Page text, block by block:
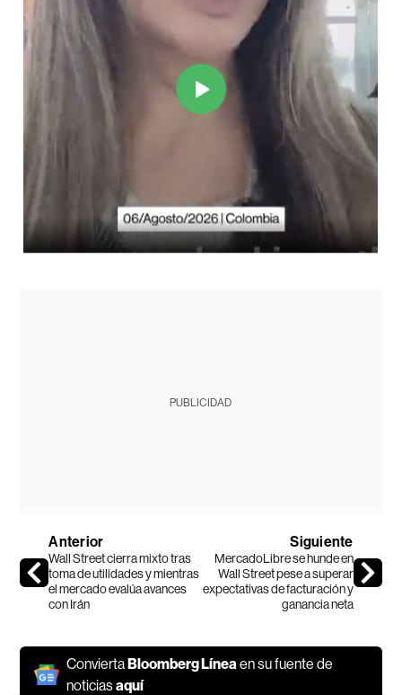
PUBLICIDAD
Anterior
Wall Street cierra mixto tras
toma de utilidades y mientras
el mercado evalúa avances
con Irán
Siguiente
MercadoLibre se hunde en
Wall Street pese a superar
expectativas de facturación y
ganancia neta
ConviertaBloomberg Línea en su fuente de
noticiasaquí